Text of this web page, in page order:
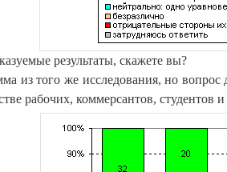
результаты, скажете вы?
из того же исследования, но
рабочих, коммерсантов, студентов и